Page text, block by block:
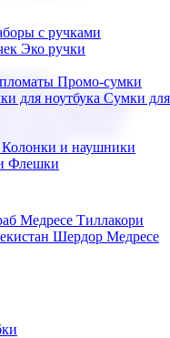
с ручками
Эко ручки
Промо-сумки
для ноутбука Сумки для
Колонки и наушники
Флешки
с аккумуляторами
с ежедневниками
наборы
Медресе Тиллакори
Шердор Медресе